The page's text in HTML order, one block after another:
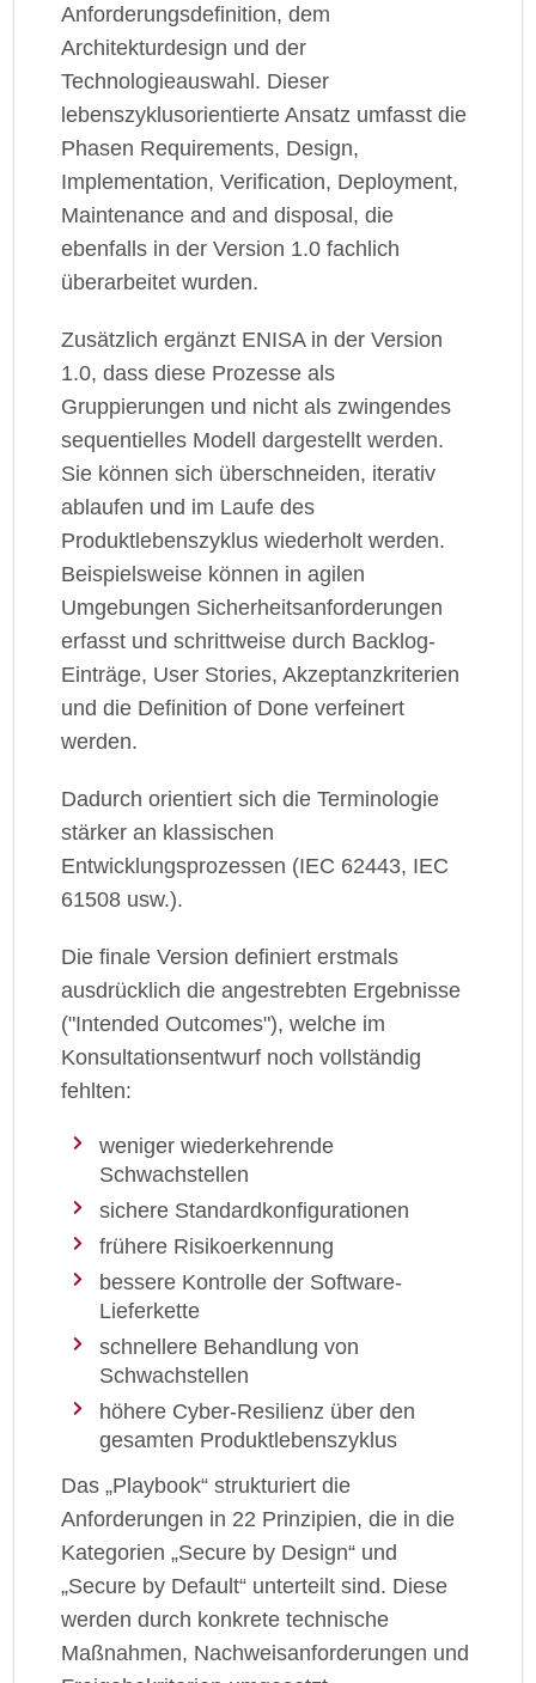
Anforderungsdefinition, dem
Architekturdesign und der
Technologieauswahl. Dieser
lebenszyklusorientierte Ansatz umfasst die
Phasen Requirements, Design,
Implementation, Verification, Deployment,
Maintenance and and disposal, die
ebenfalls in der Version 1.0 fachlich
überarbeitet wurden.
Zusätzlich ergänzt ENISA in der Version
1.0, dass diese Prozesse als
Gruppierungen und nicht als zwingendes
sequentielles Modell dargestellt werden.
Sie können sich überschneiden, iterativ
ablaufen und im Laufe des
Produktlebenszyklus wiederholt werden.
Beispielsweise können in agilen
Umgebungen Sicherheitsanforderungen
erfasst und schrittweise durch Backlog-
Einträge, User Stories, Akzeptanzkriterien
und die Definition of Done verfeinert
werden.
Dadurch orientiert sich die Terminologie
stärker an klassischen
Entwicklungsprozessen (IEC 62443, IEC
61508 usw.).
Die finale Version definiert erstmals
ausdrücklich die angestrebten Ergebnisse
("Intended Outcomes"), welche im
Konsultationsentwurf noch vollständig
fehlten:
weniger wiederkehrende
Schwachstellen
sichere Standardkonfigurationen
frühere Risikoerkennung
bessere Kontrolle der Software-
Lieferkette
schnellere Behandlung von
Schwachstellen
höhere Cyber-Resilienz über den
gesamten Produktlebenszyklus
Das „Playbook“ strukturiert die
Anforderungen in 22 Prinzipien, die in die
Kategorien „Secure by Design“ und
„Secure by Default“ unterteilt sind. Diese
werden durch konkrete technische
Maßnahmen, Nachweisanforderungen und